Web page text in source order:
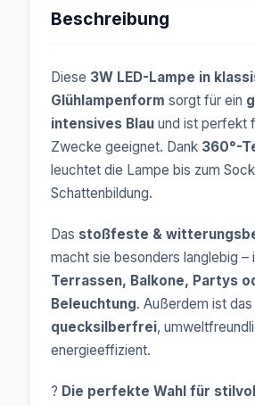
Beschreibung
Diese 3W LED-Lampe in
Glühlampenform sorgt für ein
intensives Blau und ist perfekt
Zwecke geeignet. Dank 360°-
leuchtet die Lampe bis zum
Schattenbildung.
Das stoßfeste &
macht sie besonders langlebig –
Terrassen, Balkone, Partys
Beleuchtung. Außerdem ist
quecksilberfrei,
energieeffizient.
? Die perfekte Wahl für